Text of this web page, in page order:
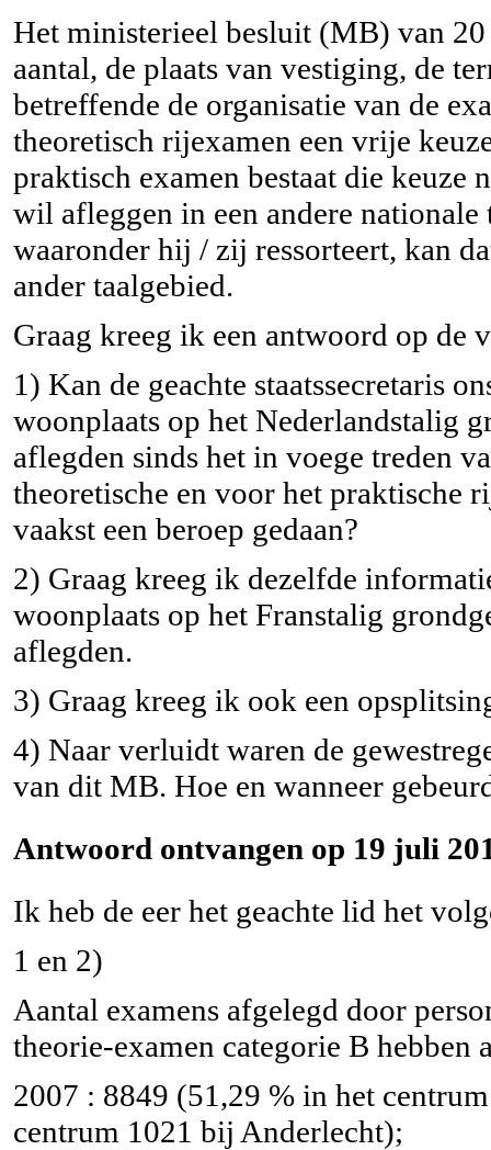
Het ministerieel besluit (MB) van
aantal, de plaats van vestiging, de
betreffende de organisatie van de
theoretisch rijexamen een vrije
praktisch examen bestaat die keuze
wil afleggen in een andere
waaronder hij / zij ressorteert, kan
ander taalgebied.
Graag kreeg ik een antwoord op de
1) Kan de geachte staatssecretaris
woonplaats op het Nederlandstalig
aflegden sinds het in voege treden
theoretische en voor het praktische
vaakst een beroep gedaan?
2) Graag kreeg ik dezelfde
woonplaats op het Franstalig
aflegden.
3) Graag kreeg ik ook een
4) Naar verluidt waren de
van dit MB. Hoe en wanneer
Antwoord ontvangen op 19 juli
Ik heb de eer het geachte lid het
1 en 2)
Aantal examens afgelegd door
theorie-examen categorie B hebben
2007 : 8849 (51,29 % in het
centrum 1021 bij Anderlecht);